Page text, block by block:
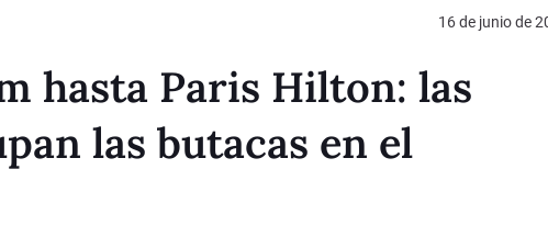
16 de junio de
hasta Paris Hilton: las
las butacas en el